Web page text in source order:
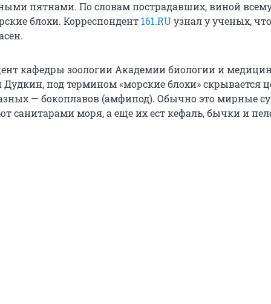
пятнами. По словам пострадавших, виной
блохи. Корреспондент 161.RUузнал у ученых,
кафедры зоологии Академии биологии и
Дудкин, под термином «морские блохи» скрывается
— бокоплавов (амфипод). Обычно это мирные
санитарами моря, а еще их ест кефаль, бычки и